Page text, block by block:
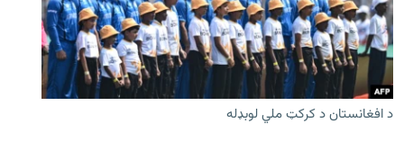
د افغانستان د کرکټ ملي لوبډله